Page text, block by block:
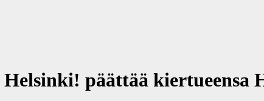
päättää kiertueensa